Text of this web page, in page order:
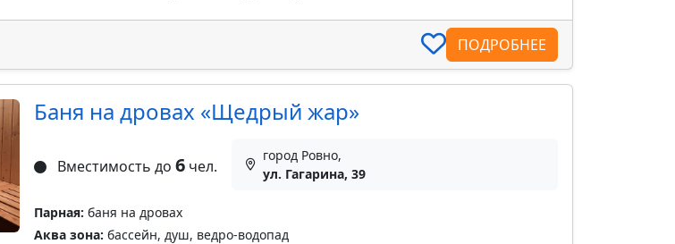
ПОДРОБНЕЕ
Баня на дровах «Щедрый жар»
Вместимость до 6чел.
город Ровно,
ул. Гагарина, 39
Парная: баня на дровах
Аква зона: бассейн, душ, ведро-водопад